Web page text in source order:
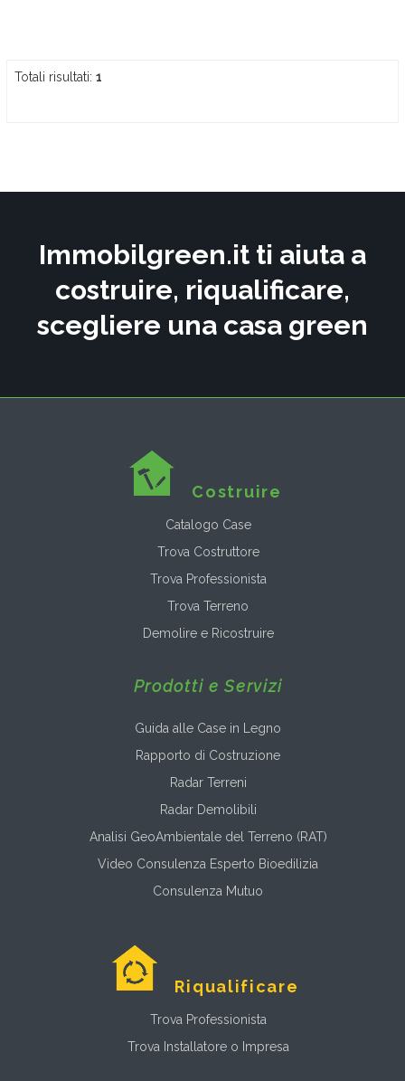
Totali risultati: 1
Immobilgreen.it ti aiuta a
costruire, riqualificare,
scegliere una casa green
Costruire
Catalogo Case
Trova Costruttore
Trova Professionista
Trova Terreno
Demolire e Ricostruire
Prodotti e Servizi
Guida alle Case in Legno
Rapporto di Costruzione
Radar Terreni
Radar Demolibili
Analisi GeoAmbientale del Terreno (RAT)
Video Consulenza Esperto Bioedilizia
Consulenza Mutuo
Riqualificare
Trova Professionista
Trova Installatore o Impresa